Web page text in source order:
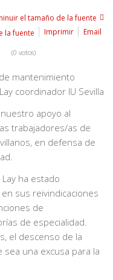
Imprimir
Email
(0 votos)
mantenimiento
coordinador IU Sevilla
apoyo al
trabajadores/as de
en defensa de
ha estado
sus reivindicaciones
de
de especialidad.
el descenso de la
una excusa para la